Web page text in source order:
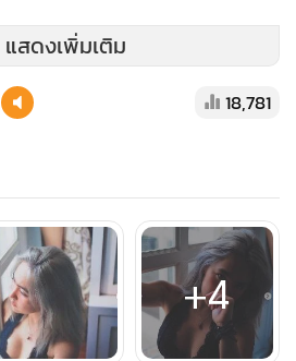
แสดงเพิ่มเติม
18,781
+4